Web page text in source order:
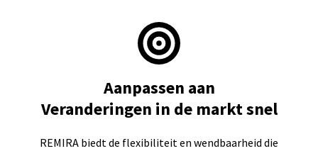
Aanpassen aan
Veranderingen in de markt snel
REMIRA biedt de flexibiliteit en wendbaarheid die